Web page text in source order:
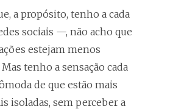
a propósito, tenho a cada
sociais —, não acho que
estejam menos
tenho a sensação cada
de que estão mais
isoladas, sem perceber a